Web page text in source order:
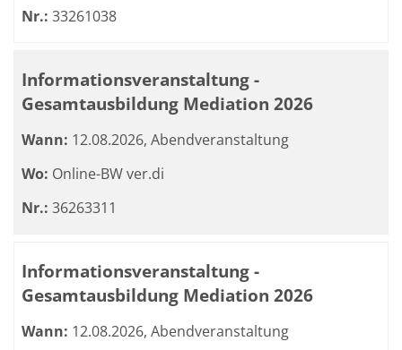
Nr.: 33261038
Informationsveranstaltung -
Gesamtausbildung Mediation 2026
Wann: 12.08.2026, Abendveranstaltung
Wo: Online-BW ver.di
Nr.: 36263311
Informationsveranstaltung -
Gesamtausbildung Mediation 2026
Wann: 12.08.2026, Abendveranstaltung